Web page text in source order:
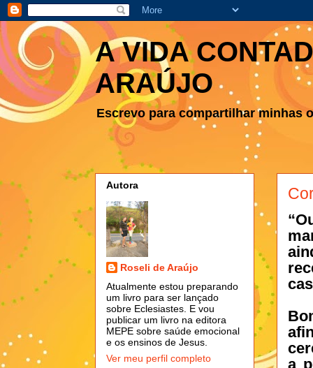
A VIDA
ARAÚJO
Escrevo para compartilhar minhas
a
Autora
Roseli de Araújo
Atualmente estou preparando
um livro para ser lançado
sobre Eclesiastes. E vou
publicar um livro na editora
MEPE sobre saúde emocional
e os ensinos de Jesus.
Ver meu perfil completo